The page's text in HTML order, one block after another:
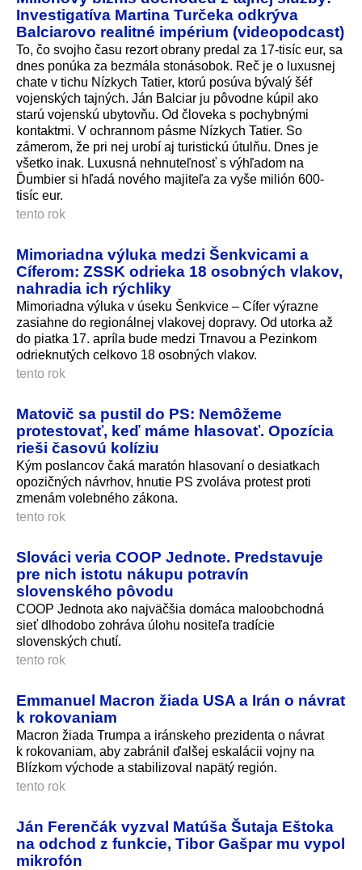
Investigatíva Martina Turčeka odkrýva
Balciarovo realitné impérium (videopodcast)
To, čo svojho času rezort obrany predal za 17-tisíc eur, sa
dnes ponúka za bezmála stonásobok. Reč je o luxusnej
chate v tichu Nízkych Tatier, ktorú posúva bývalý šéf
vojenských tajných. Ján Balciar ju pôvodne kúpil ako
starú vojenskú ubytovňu. Od človeka s pochybnými
kontaktmi. V ochrannom pásme Nízkych Tatier. So
zámerom, že pri nej urobí aj turistickú útulňu. Dnes je
všetko inak. Luxusná nehnuteľnosť s výhľadom na
Ďumbier si hľadá nového majiteľa za vyše milión 600-
tisíc eur.
tento rok
Mimoriadna výluka medzi Šenkvicami a
Cíferom: ZSSK odrieka 18 osobných vlakov,
nahradia ich rýchliky
Mimoriadna výluka v úseku Šenkvice – Cífer výrazne
zasiahne do regionálnej vlakovej dopravy. Od utorka až
do piatka 17. apríla bude medzi Trnavou a Pezinkom
odrieknutých celkovo 18 osobných vlakov.
tento rok
Matovič sa pustil do PS: Nemôžeme
protestovať, keď máme hlasovať. Opozícia
rieši časovú kolíziu
Kým poslancov čaká maratón hlasovaní o desiatkach
opozičných návrhov, hnutie PS zvoláva protest proti
zmenám volebného zákona.
tento rok
Slováci veria COOP Jednote. Predstavuje
pre nich istotu nákupu potravín
slovenského pôvodu
COOP Jednota ako najväčšia domáca maloobchodná
sieť dlhodobo zohráva úlohu nositeľa tradície
slovenských chutí.
tento rok
Emmanuel Macron žiada USA a Irán o návrat
k rokovaniam
Macron žiada Trumpa a iránskeho prezidenta o návrat
k rokovaniam, aby zabránil ďalšej eskalácii vojny na
Blízkom východe a stabilizoval napätý región.
tento rok
Ján Ferenčák vyzval Matúša Šutaja Eštoka
na odchod z funkcie, Tibor Gašpar mu vypol
mikrofón